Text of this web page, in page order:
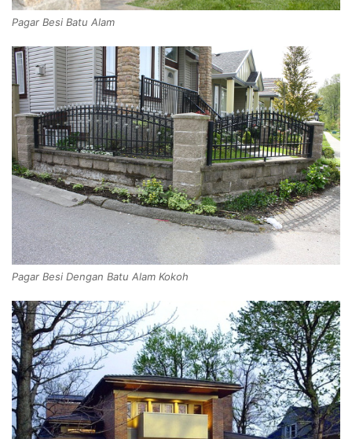
Pagar Besi Batu Alam
Pagar Besi Dengan Batu Alam Kokoh